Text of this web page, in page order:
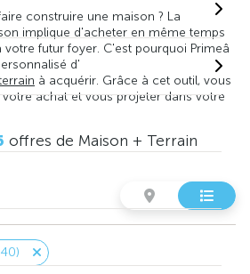
construire une maison ? La
implique d'acheter en même temps
futur foyer. C'est pourquoi Primeâ
d'
à acquérir. Grâce à cet outil, vous
achat et vous projeter dans votre
offres de Maison + Terrain